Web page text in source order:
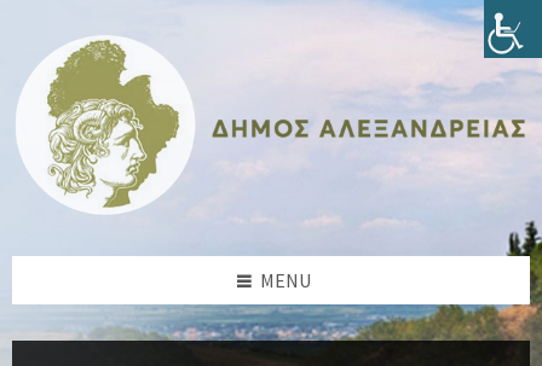
content
sidebar
sidebar
footer
MENU